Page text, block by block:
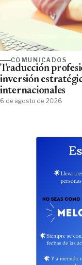
COMUNICADOS
Traducción
inversión
internacionales
6 de agosto de 2026